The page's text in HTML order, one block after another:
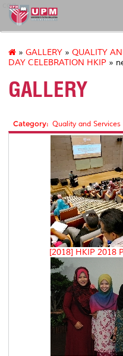
cqa
» GALLERY » QUALITY
DAY CELEBRATION HKIP »
GALLERY
Category: Quality and
[2018] HKIP 2018